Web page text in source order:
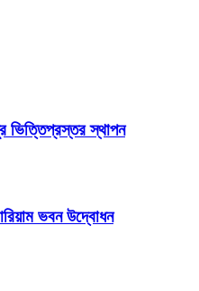
ভিত্তিপ্রস্তর স্থাপন
ভবন উদ্বোধন